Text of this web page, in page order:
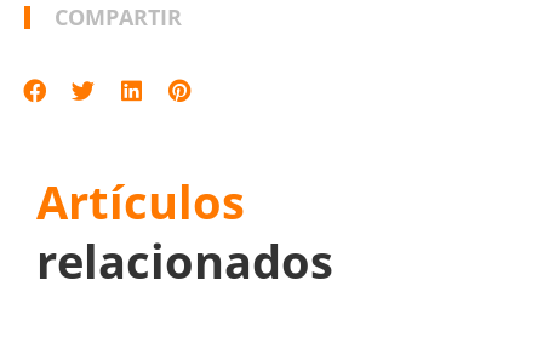
COMPARTIR
Artículos
relacionados